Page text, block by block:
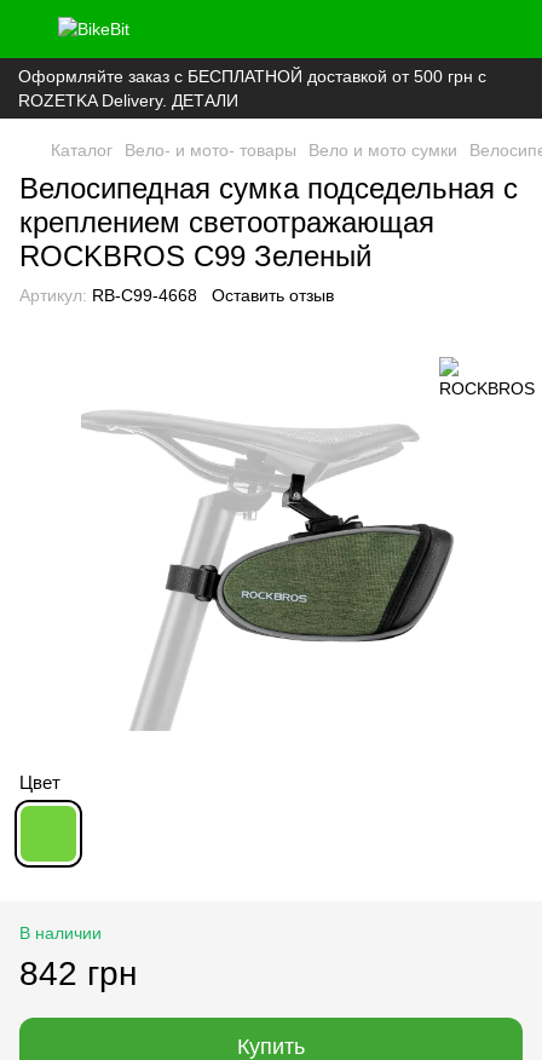
Оформляйте заказ с БЕСПЛАТНОЙ доставкой от 500 грн с
ROZETKA Delivery. ДЕТАЛИ
Каталог Вело- и мото- товары Вело и мото сумки
Велосипедная сумка подседельная с
креплением светоотражающая
ROCKBROS C99 Зеленый
Артикул: RB-C99-4668 Оставить отзыв
Цвет
В наличии
842 грн
Купить